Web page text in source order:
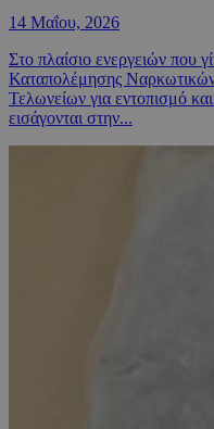
14 Μαΐου, 2026
Στο πλαίσιο ενεργειών που
Καταπολέμησης
Τελωνείων για εντοπισμό
εισάγονται στην...